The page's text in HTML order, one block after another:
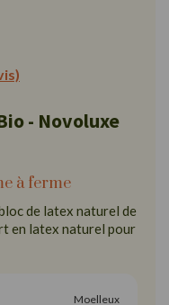
- Novoluxe
à ferme
de latex naturel de
en latex naturel pour
Moelleux